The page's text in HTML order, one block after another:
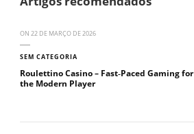
ON 22 DE MARÇO DE 2026
SEM CATEGORIA
Roulettino Casino – Fast‑Paced Gaming for
the Modern Player